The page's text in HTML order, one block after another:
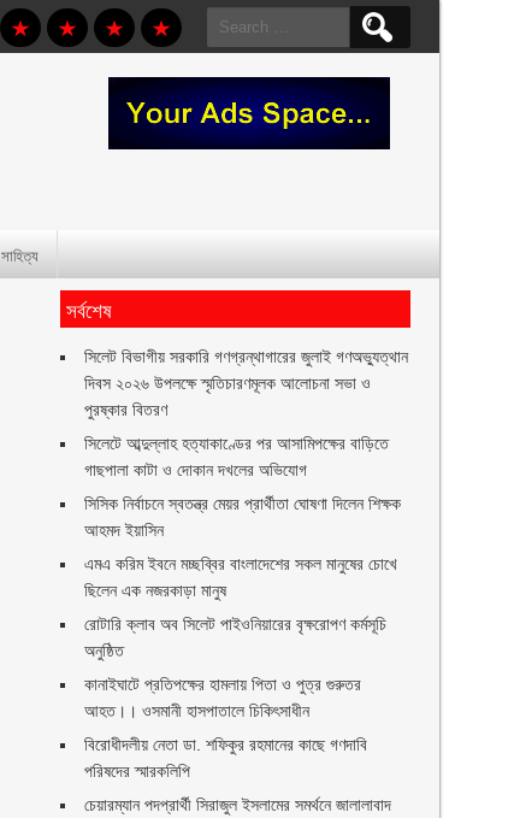
Search
for:
সাহিত্য
সর্বশেষ
সিলেট বিভাগীয় সরকারি গণগ্রন্থাগারের জুলাই গণঅভ্যুত্থান
দিবস ২০২৬ উপলক্ষে স্মৃতিচারণমূলক আলোচনা সভা ও
পুরষ্কার বিতরণ ‎ ‎
সিলেটে আব্দুল্লাহ হত্যাকাণ্ডের পর আসামিপক্ষের বাড়িতে
গাছপালা কাটা ও দোকান দখলের অভিযোগ
সিসিক নির্বাচনে স্বতন্ত্র মেয়র প্রার্থীতা ঘোষণা দিলেন শিক্ষক
আহমদ ইয়াসিন
এমএ করিম ইবনে মচ্ছব্বির বাংলাদেশের সকল মানুষের চোখে
ছিলেন এক নজরকাড়া মানুষ ‎
রোটারি ক্লাব অব সিলেট পাইওনিয়ারের বৃক্ষরোপণ কর্মসূচি
অনুষ্ঠিত
কানাইঘাটে প্রতিপক্ষের হামলায় পিতা ও পুত্র গুরুতর
আহত।। ওসমানী হাসপাতালে চিকিৎসাধীন
বিরোধীদলীয় নেতা ডা. শফিকুর রহমানের কাছে গণদাবি
পরিষদের স্মারকলিপি ‎
চেয়ারম্যান পদপ্রার্থী সিরাজুল ইসলামের সমর্থনে জালালাবাদ